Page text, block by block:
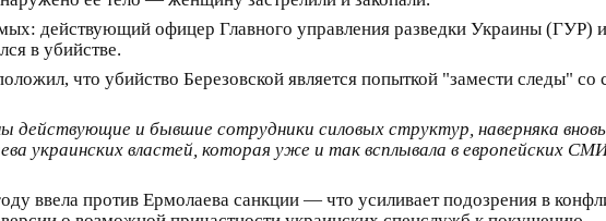
действующий офицер Главного управления разведки Украины (ГУР)
в убийстве.
что убийство Березовской является попыткой "замести следы" со
и бывшие сотрудники силовых структур, наверняка
украинских властей, которая уже и так всплывала в европейских
ввела против Ермолаева санкции — что усиливает подозрения в